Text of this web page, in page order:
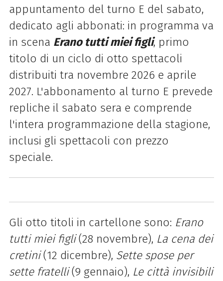
appuntamento del turno E del sabato,
dedicato agli abbonati: in programma va
in scena Erano tutti miei figli, primo
titolo di un ciclo di otto spettacoli
distribuiti tra novembre 2026 e aprile
2027. L'abbonamento al turno E prevede
repliche il sabato sera e comprende
l'intera programmazione della stagione,
inclusi gli spettacoli con prezzo
speciale.
Gli otto titoli in cartellone sono: Erano
tutti miei figli(28 novembre), La cena dei
cretini(12 dicembre), Sette spose per
sette fratelli(9 gennaio), Le città invisibili